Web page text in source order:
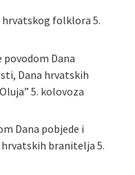
hrvatskog folklora 5.
Dana
Dana hrvatskih
5. kolovoza
Dana pobjede i
hrvatskih branitelja 5.